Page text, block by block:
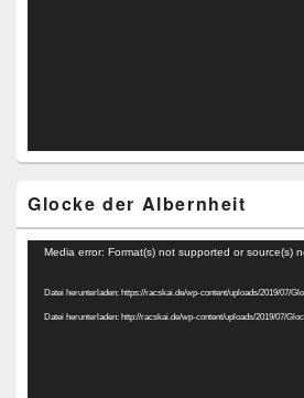
Glocke der Albernheit
Video-
Media error: Format(s) not supported or source(s)
Datei herunterladen: https://racskai.de/wp-content/uploads/2019/07/
Datei herunterladen: http://racskai.de/wp-content/uploads/2019/07/